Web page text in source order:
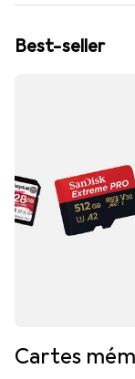
Best-seller
Cartes